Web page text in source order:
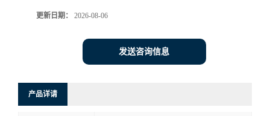
更新日期： 2026-08-06
发送咨询信息
产品详请